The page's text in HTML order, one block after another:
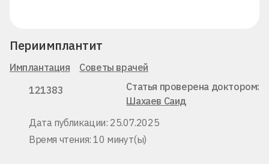
Периимплантит
Имплантация
Советы врачей
121383
Статья проверена доктором:
Шахаев Саид
Дата публикации: 25.07.2025
Время чтения: 10 минут(ы)